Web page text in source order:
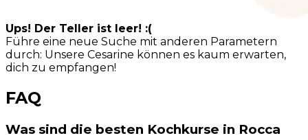
Ups! Der Teller ist leer! :(
Führe eine neue Suche mit anderen Parametern
durch: Unsere Cesarine können es kaum erwarten,
dich zu empfangen!
FAQ
Was sind die besten Kochkurse in Rocca